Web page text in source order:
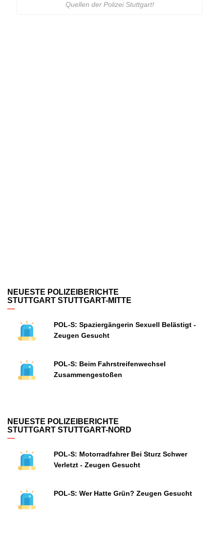
Quellen der Polizei Stuttgart!
NEUESTE POLIZEIBERICHTE
STUTTGART STUTTGART-MITTE
POL-S: Spaziergängerin Sexuell Belästigt -
Zeugen Gesucht
POL-S: Beim Fahrstreifenwechsel
Zusammengestoßen
NEUESTE POLIZEIBERICHTE
STUTTGART STUTTGART-NORD
POL-S: Motorradfahrer Bei Sturz Schwer
Verletzt - Zeugen Gesucht
POL-S: Wer Hatte Grün? Zeugen Gesucht